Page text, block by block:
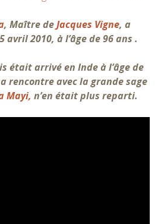
, Maître deJacques Vigne, a
2010, à l’âge de 96 ans .
était arrivé en Inde à l’âge de
rencontre avec la grande sage
Mayi, n’en était plus reparti.